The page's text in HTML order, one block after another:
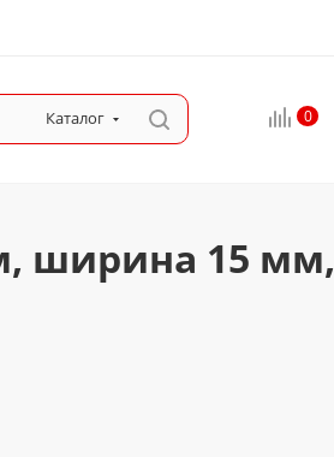
Каталог 0
ширина 15 мм,